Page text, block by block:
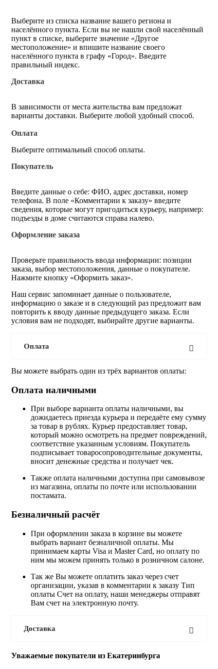
Выберите из списка название вашего региона и
населённого пункта. Если вы не нашли свой населённый
пункт в списке, выберите значение «Другое
местоположение» и впишите название своего
населённого пункта в графу «Город». Введите
правильный индекс.
Доставка
В зависимости от места жительства вам предложат
варианты доставки. Выберите любой удобный способ.
Оплата
Выберите оптимальный способ оплаты.
Покупатель
Введите данные о себе: ФИО, адрес доставки, номер
телефона. В поле «Комментарии к заказу» введите
сведения, которые могут пригодиться курьеру, например:
подъезды в доме считаются справа налево.
Оформление заказа
Проверьте правильность ввода информации: позиции
заказа, выбор местоположения, данные о покупателе.
Нажмите кнопку «Оформить заказ».
Наш сервис запоминает данные о пользователе,
информацию о заказе и в следующий раз предложит вам
повторить к вводу данные предыдущего заказа. Если
условия вам не подходят, выбирайте другие варианты.
Оплата
Вы можете выбрать один из трёх вариантов оплаты:
Оплата наличными
При выборе варианта оплаты наличными, вы
дожидаетесь приезда курьера и передаёте ему сумму
за товар в рублях. Курьер предоставляет товар,
который можно осмотреть на предмет повреждений,
соответствие указанным условиям. Покупатель
подписывает товаросопроводительные документы,
вносит денежные средства и получает чек.
Также оплата наличными доступна при самовывозе
из магазина, оплаты по почте или использовании
постамата.
Безналичный расчёт
При оформлении заказа в корзине вы можете
выбрать вариант безналичной оплаты. Мы
принимаем карты Visa и Master Card, но оплату по
ним мы можем принять только в розничном салоне.
Так же Вы можете оплатить заказ через счет
организации, указав в комментарии к заказу Тип
оплаты Счет на оплату, наши менеджеры отправят
Вам счет на электронную почту.
Доставка
Уважаемые покупатели из Екатеринбурга